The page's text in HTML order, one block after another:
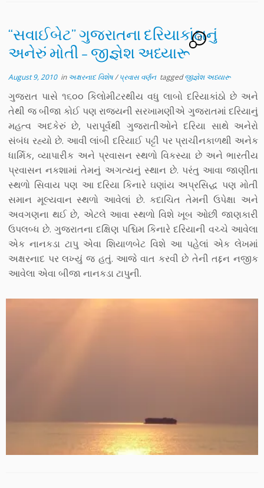
“સવાઈબેટ” ગુજરાતના દરિયાકાંઠાનું
અનેરું મોતી – જીજ્ઞેશ અધ્યારૂ
13
August 9, 2010in અક્ષરનાદ વિશેષ/પ્રવાસ વર્ણન taggedજીજ્ઞેશ અધ્યારૂ
ગુજરાત પાસે ૧૬૦૦ કિલોમીટરથીય વધુ લાબો દરિયાકાંઠો છે અને
તેથી જ બીજા કોઈ પણ રાજ્યની સરખામણીએ ગુજરાતમાં દરિયાનું
મહત્વ અદકેરું છે, પરાપૂર્વથી ગુજરાતીઓને દરિયા સાથે અનેરો
સંબંધ રહ્યો છે. આવી લાંબી દરિયાઈ પટ્ટી પર પ્રાચીનકાળથી અનેક
ધાર્મિક, વ્યાપારીક અને પ્રવાસન સ્થળો વિકસ્યા છે અને ભારતીય
પ્રવાસન નકશામાં તેમનું અગત્યનું સ્થાન છે. પરંતુ આવા જાણીતા
સ્થળો સિવાય પણ આ દરિયા કિનારે ઘણાંય અપ્રસિદ્ધ પણ મોતી
સમાન મૂલ્યવાન સ્થળો આવેલાં છે. કદાચિત તેમની ઉપેક્ષા અને
અવગણના થઈ છે, એટલે આવા સ્થળો વિશે ખૂબ ઓછી જાણકારી
ઉપલબ્ધ છે. ગુજરાતના દક્ષિણ પશ્ચિમ કિનારે દરિયાની વચ્ચે આવેલા
એક નાનકડા ટાપુ એવા શિયાળબેટ વિશે આ પહેલાં એક લેખમાં
અક્ષરનાદ પર લખ્યું જ હતું. આજે વાત કરવી છે તેની તદ્દન નજીક
આવેલા એવા બીજા નાનકડા ટાપુની.